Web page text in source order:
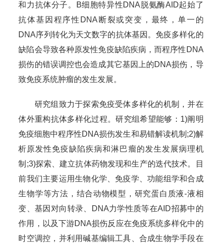
和力抗体分子。B细胞特异性DNA脱氨酶AID起始了
抗体基因程序性DNA断裂或突变，最终，单一的
DNA序列转化为天文数字的抗体基因。免疫多样化的
缺陷会导致各种原发性免疫缺陷疾病，而程序性DNA
损伤的错误调控也会造成其它基因上的DNA损伤，导
致免疫系统肿瘤的发生发展。
研究组致力于探索免疫受体多样化的机制，并在
体外重构抗体多样化过程。研究组希望能够：1)阐明
免疫细胞中程序性DNA损伤发生和易错解读机制;2)解
析原发性免疫缺陷疾病和淋巴瘤的发生发展病理机
制;3)探索、建立抗体药物发现和生产的迭代技术。目
前我们主要运用生物化学、免疫学、功能组学和合成
生物学等方法，结合动物模型，研究蛋白质液-液相
变、基因对向转录、DNA力学性质等在AID招募中的
作用，以及下游DNA损伤反应在免疫系统多样化中的
时空调控，并利用碱基编辑工具、合成生物学手段在